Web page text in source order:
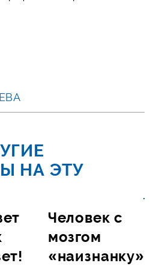
НА ЭТУ
Человек с
мозгом
«наизнанку»